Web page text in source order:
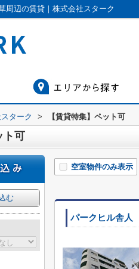
周辺の賃貸｜株式会社スターク
ターク > 【賃貸特集】ペット可
ト可
空室物件のみ表示
パークヒル舎人
む